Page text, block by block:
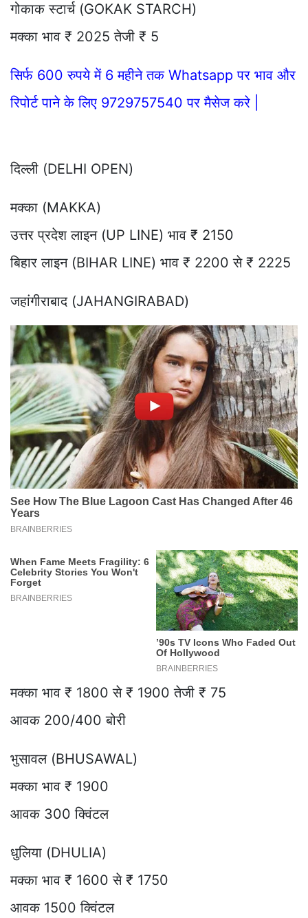
गोकाक स्टार्च (GOKAK STARCH)
मक्का भाव ₹ 2025 तेजी ₹ 5
सिर्फ 600 रुपये में 6 महीने तक Whatsapp पर भाव और
रिपोर्ट पाने के लिए 9729757540 पर मैसेज करे |
दिल्ली (DELHI OPEN)
मक्का (MAKKA)
उत्तर प्रदेश लाइन (UP LINE) भाव ₹ 2150
बिहार लाइन (BIHAR LINE) भाव ₹ 2200 से ₹ 2225
जहांगीराबाद (JAHANGIRABAD)
मक्का भाव ₹ 1800 से ₹ 1900 तेजी ₹ 75
आवक 200/400 बोरी
भुसावल (BHUSAWAL)
मक्का भाव ₹ 1900
आवक 300 क्विंटल
धुलिया (DHULIA)
मक्का भाव ₹ 1600 से ₹ 1750
आवक 1500 क्विंटल